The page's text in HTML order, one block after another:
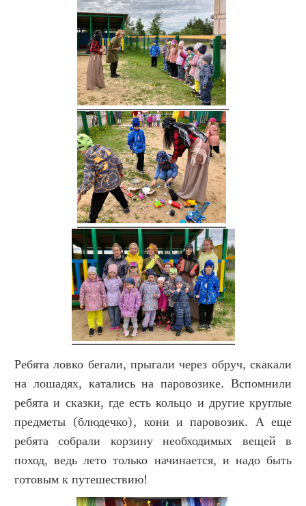
Ребята ловко бегали, прыгали через обруч, скакали
на лошадях, катались на паровозике. Вспомнили
ребята и сказки, где есть кольцо и другие круглые
предметы (блюдечко), кони и паровозик. А еще
ребята собрали корзину необходимых вещей в
поход, ведь лето только начинается, и надо быть
готовым к путешествию!